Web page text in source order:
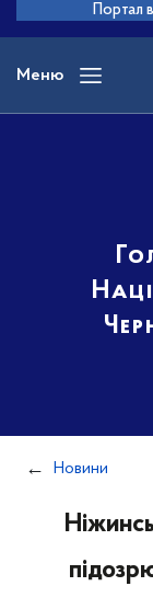
основного
вмісту
Портал
Меню
Новини